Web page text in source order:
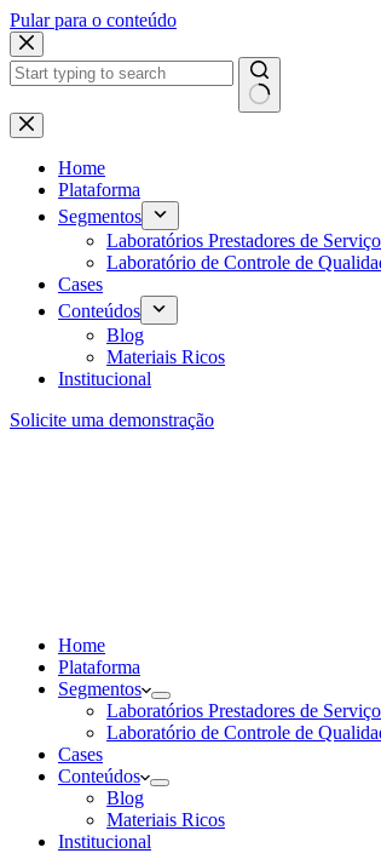
Pular para o conteúdo
Home
Plataforma
Segmentos
Laboratórios Prestadores de
Laboratório de Controle de
Cases
Conteúdos
Blog
Materiais Ricos
Institucional
Solicite uma demonstração
Home
Plataforma
Segmentos
Laboratórios Prestadores de
Laboratório de Controle de
Cases
Conteúdos
Blog
Materiais Ricos
Institucional